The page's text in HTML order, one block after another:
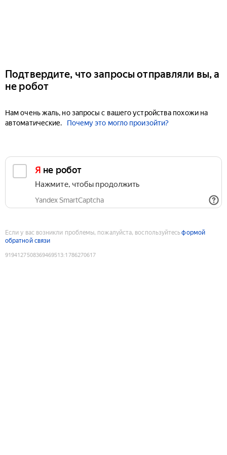
Подтвердите, что запросы отправляли вы, а
не робот
Нам очень жаль, но запросы с вашего устройства похожи на
автоматические.
Почему это могло произойти?
Я не робот
Нажмите, чтобы продолжить
Yandex SmartCaptcha
Если у вас возникли проблемы, пожалуйста, воспользуйтесьформой
обратной связи
9194127508369469513:1786270617